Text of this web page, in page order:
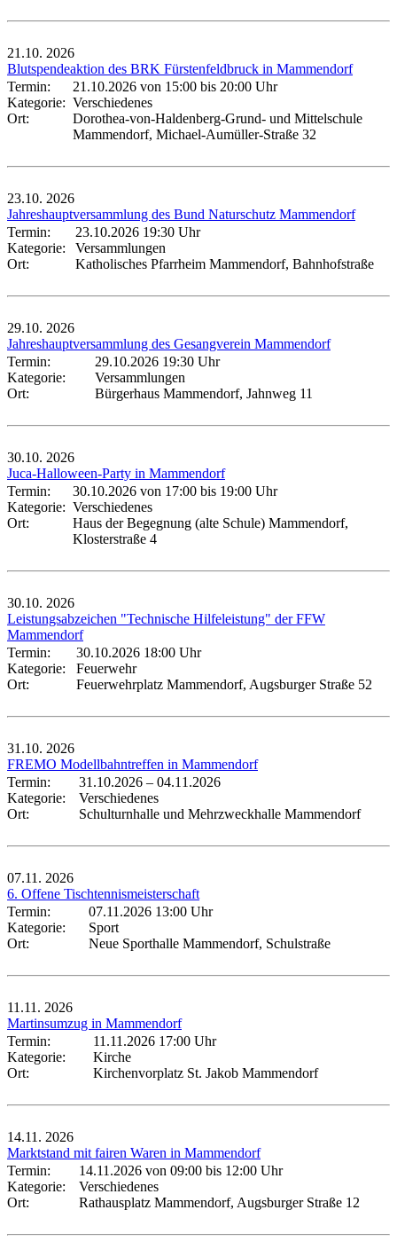
21.10. 2026
Blutspendeaktion des BRK Fürstenfeldbruck in Mammendorf
Termin:
21.10.2026 von 15:00 bis 20:00 Uhr
Kategorie: Verschiedenes
Ort:
Dorothea-von-Haldenberg-Grund- und Mittelschule
Mammendorf, Michael-Aumüller-Straße 32
23.10. 2026
Jahreshauptversammlung des Bund Naturschutz Mammendorf
Termin:
23.10.2026 19:30 Uhr
Kategorie:
Versammlungen
Ort:
Katholisches Pfarrheim Mammendorf, Bahnhofstraße
29.10. 2026
Jahreshauptversammlung des Gesangverein Mammendorf
Termin:
29.10.2026 19:30 Uhr
Kategorie:
Versammlungen
Ort:
Bürgerhaus Mammendorf, Jahnweg 11
30.10. 2026
Juca-Halloween-Party in Mammendorf
Termin:
30.10.2026 von 17:00 bis 19:00 Uhr
Kategorie: Verschiedenes
Ort:
Haus der Begegnung (alte Schule) Mammendorf,
Klosterstraße 4
30.10. 2026
Leistungsabzeichen "Technische Hilfeleistung" der FFW
Mammendorf
Termin:
30.10.2026 18:00 Uhr
Kategorie:
Feuerwehr
Ort:
Feuerwehrplatz Mammendorf, Augsburger Straße 52
31.10. 2026
FREMO Modellbahntreffen in Mammendorf
Termin:
31.10.2026 – 04.11.2026
Kategorie:
Verschiedenes
Ort:
Schulturnhalle und Mehrzweckhalle Mammendorf
07.11. 2026
6. Offene Tischtennismeisterschaft
Termin:
07.11.2026 13:00 Uhr
Kategorie:
Sport
Ort:
Neue Sporthalle Mammendorf, Schulstraße
11.11. 2026
Martinsumzug in Mammendorf
Termin:
11.11.2026 17:00 Uhr
Kategorie:
Kirche
Ort:
Kirchenvorplatz St. Jakob Mammendorf
14.11. 2026
Marktstand mit fairen Waren in Mammendorf
Termin:
14.11.2026 von 09:00 bis 12:00 Uhr
Kategorie:
Verschiedenes
Ort:
Rathausplatz Mammendorf, Augsburger Straße 12